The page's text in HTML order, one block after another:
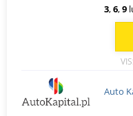
3,6,9
Auto